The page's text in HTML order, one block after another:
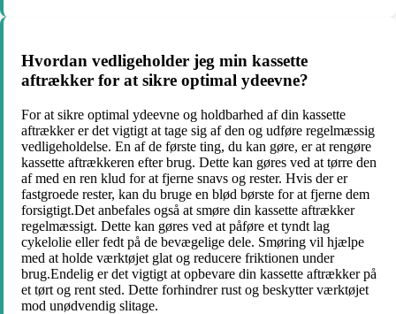
Hvordan vedligeholder jeg min kassette
aftrækker for at sikre optimal ydeevne?
For at sikre optimal ydeevne og holdbarhed af din kassette
aftrækker er det vigtigt at tage sig af den og udføre regelmæssig
vedligeholdelse. En af de første ting, du kan gøre, er at rengøre
kassette aftrækkeren efter brug. Dette kan gøres ved at tørre den
af med en ren klud for at fjerne snavs og rester. Hvis der er
fastgroede rester, kan du bruge en blød børste for at fjerne dem
forsigtigt.Det anbefales også at smøre din kassette aftrækker
regelmæssigt. Dette kan gøres ved at påføre et tyndt lag
cykelolie eller fedt på de bevægelige dele. Smøring vil hjælpe
med at holde værktøjet glat og reducere friktionen under
brug.Endelig er det vigtigt at opbevare din kassette aftrækker på
et tørt og rent sted. Dette forhindrer rust og beskytter værktøjet
mod unødvendig slitage.